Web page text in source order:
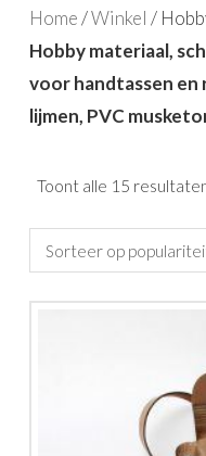
Home/Winkel /
Hobby materiaal,
voor handtassen en
lijmen, PVC
Toont alle 15